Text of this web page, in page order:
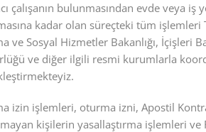
çalışanın bulunmasından evde veya iş
kadar olan süreçteki tüm işlemleri
ve Sosyal Hizmetler Bakanlığı, İçişleri
ve diğer ilgili resmi kurumlarla
izin işlemleri, oturma izni, Apostil
kişilerin yasallaştırma işlemleri ve